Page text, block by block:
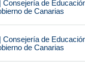
de
de Canarias
de
de Canarias